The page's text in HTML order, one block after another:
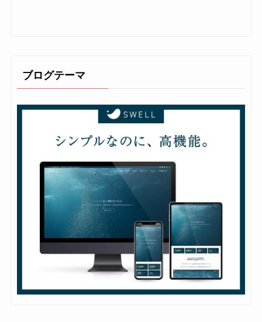
ブログテーマ